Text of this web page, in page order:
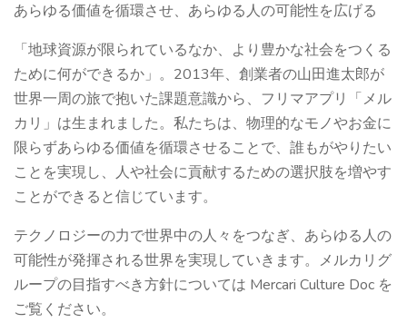
あらゆる価値を循環させ、あらゆる人の可能性を広げる
「地球資源が限られているなか、より豊かな社会をつくる
ために何ができるか」。2013年、創業者の山田進太郎が
世界一周の旅で抱いた課題意識から、フリマアプリ「メル
カリ」は生まれました。私たちは、物理的なモノやお金に
限らずあらゆる価値を循環させることで、誰もがやりたい
ことを実現し、人や社会に貢献するための選択肢を増やす
ことができると信じています。
テクノロジーの力で世界中の人々をつなぎ、あらゆる人の
可能性が発揮される世界を実現していきます。メルカリグ
ループの目指すべき方針については Mercari Culture Doc を
ご覧ください。